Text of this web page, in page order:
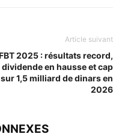
Article suivant
2025 : résultats record,
dividende en hausse et cap
sur 1,5 milliard de dinars en
2026